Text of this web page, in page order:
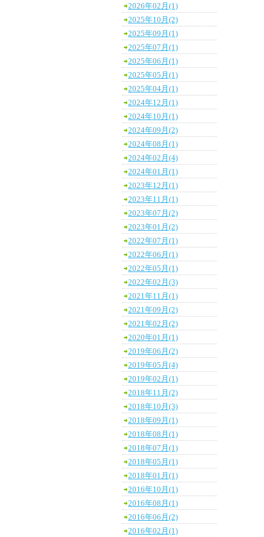
2026年02月(1)
2025年10月(2)
2025年09月(1)
2025年07月(1)
2025年06月(1)
2025年05月(1)
2025年04月(1)
2024年12月(1)
2024年10月(1)
2024年09月(2)
2024年08月(1)
2024年02月(4)
2024年01月(1)
2023年12月(1)
2023年11月(1)
2023年07月(2)
2023年01月(2)
2022年07月(1)
2022年06月(1)
2022年05月(1)
2022年02月(3)
2021年11月(1)
2021年09月(2)
2021年02月(2)
2020年01月(1)
2019年06月(2)
2019年05月(4)
2019年02月(1)
2018年11月(2)
2018年10月(3)
2018年09月(1)
2018年08月(1)
2018年07月(1)
2018年05月(1)
2018年01月(1)
2016年10月(1)
2016年08月(1)
2016年06月(2)
2016年02月(1)